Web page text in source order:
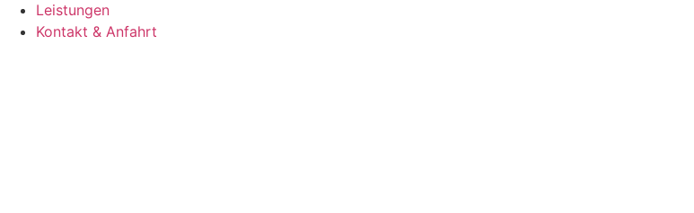
Leistungen
Kontakt & Anfahrt